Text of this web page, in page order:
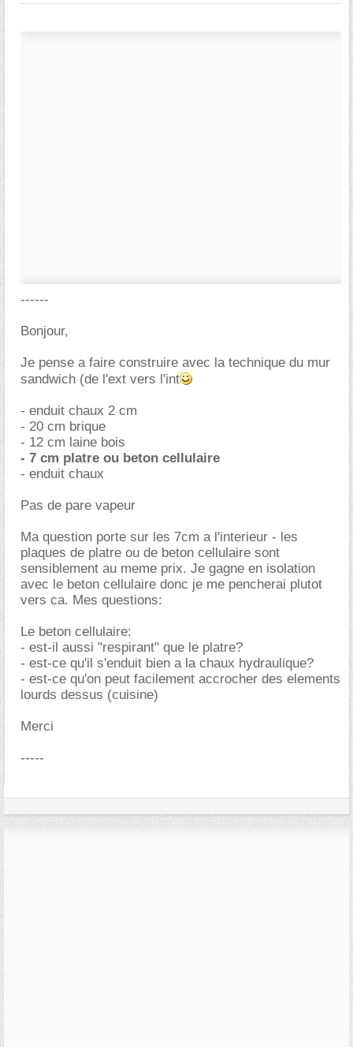
------
Bonjour,
Je pense a faire construire avec la technique du mur
sandwich (de l'ext vers l'int
- enduit chaux 2 cm
- 20 cm brique
- 12 cm laine bois
- 7 cm platre ou beton cellulaire
- enduit chaux
Pas de pare vapeur
Ma question porte sur les 7cm a l'interieur - les
plaques de platre ou de beton cellulaire sont
sensiblement au meme prix. Je gagne en isolation
avec le beton cellulaire donc je me pencherai plutot
vers ca. Mes questions:
Le beton cellulaire:
- est-il aussi "respirant" que le platre?
- est-ce qu'il s'enduit bien a la chaux hydraulique?
- est-ce qu'on peut facilement accrocher des elements
lourds dessus (cuisine)
Merci
-----